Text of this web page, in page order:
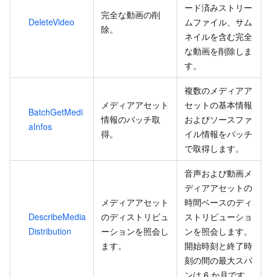
DeleteVideo
完全な動画の削
除。
ード済みストリー
ムファイル、サム
ネイルを含む完全
な動画を削除しま
す。
BatchGetMedi
aInfos
メディアアセット
情報のバッチ取
得。
複数のメディアア
セットの基本情報
およびソースファ
イル情報をバッチ
で取得します。
DescribeMedia
Distribution
メディアアセット
のディストリビュ
ーションを照会し
ます。
音声および動画メ
ディアアセットの
時間ベースのディ
ストリビューショ
ンを照会します。
開始時刻と終了時
刻の間の最大スパ
ンは 6 か月です。